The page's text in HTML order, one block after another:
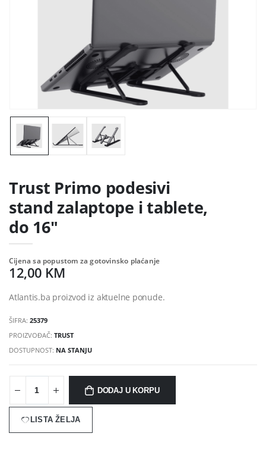
Trust Primo podesivi
stand zalaptope i tablete,
do 16"
Cijena sa popustom za gotovinsko plaćanje
12,00 KM
Atlantis.ba proizvod iz aktuelne ponude.
ŠIFRA:25379
PROIZVOĐAČ:TRUST
DOSTUPNOST: NA STANJU
DODAJ U KORPU
LISTA ŽELJA